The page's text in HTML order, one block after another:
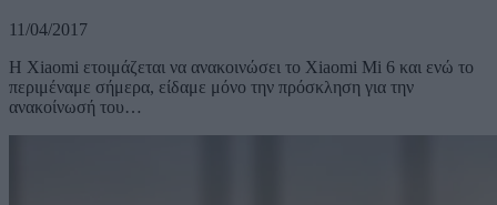
11/04/2017
H Xiaomi ετοιμάζεται να ανακοινώσει το Xiaomi Mi 6 και ενώ το
περιμέναμε σήμερα, είδαμε μόνο την πρόσκληση για την
ανακοίνωσή του…